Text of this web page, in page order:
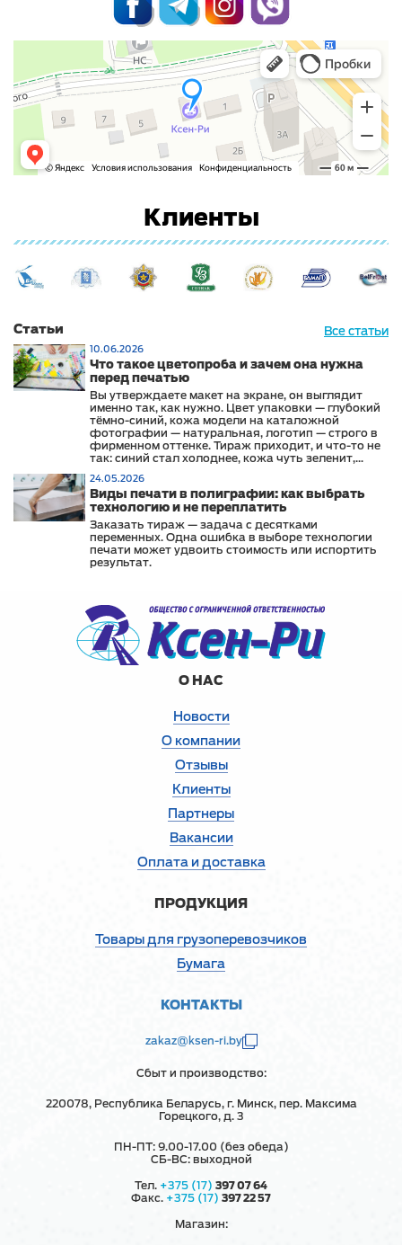
Клиенты
Статьи Все статьи
10.06.2026
Что такое цветопроба и зачем она нужна
перед печатью
Вы утверждаете макет на экране, он выглядит
именно так, как нужно. Цвет упаковки — глубокий
тёмно-синий, кожа модели на каталожной
фотографии — натуральная, логотип — строго в
фирменном оттенке. Тираж приходит, и что-то не
так: синий стал холоднее, кожа чуть зеленит,
офисных материалах.
24.05.2026
Виды печати в полиграфии: как выбрать
технологию и не переплатить
Заказать тираж — задача с десятками
переменных. Одна ошибка в выборе технологии
печати может удвоить стоимость или испортить
результат.
О НАС
Новости
О компании
Отзывы
Клиенты
Партнеры
Вакансии
Оплата и доставка
ПРОДУКЦИЯ
Товары для грузоперевозчиков
Бумага
КОНТАКТЫ
zakaz@ksen-ri.by
Сбыт и производство:
220078, Республика Беларусь, г. Минск, пер. Максима
Горецкого, д. 3
ПН-ПТ: 9.00-17.00 (без обеда)
СБ-ВС: выходной
Тел. +375 (17) 397 07 64
Факс. +375 (17) 397 22 57
Магазин: